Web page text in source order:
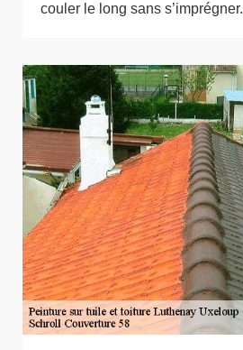
couler le long sans s’imprégner.